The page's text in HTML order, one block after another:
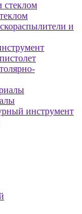
и
инструмент